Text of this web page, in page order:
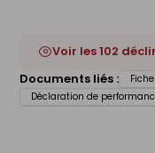
Voir les 102
Documents liés :
Déclaration de